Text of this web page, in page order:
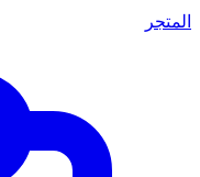
المتجر